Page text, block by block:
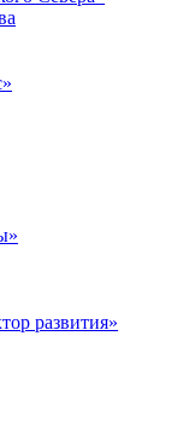
развития»